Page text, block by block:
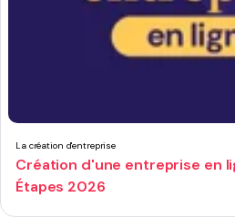
La création d'entreprise
Création d'une entreprise en
Étapes 2026